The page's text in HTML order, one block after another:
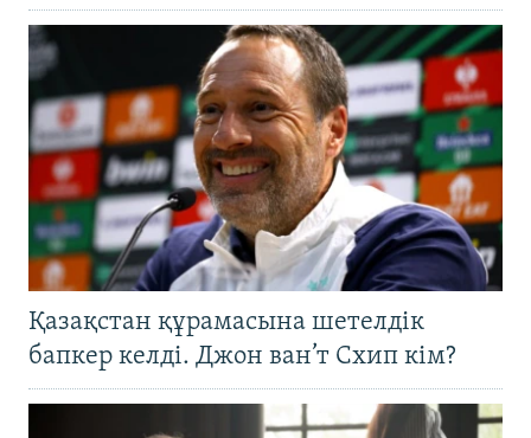
Қазақстан құрамасына шетелдік
бапкер келді. Джон ван’т Схип кім?